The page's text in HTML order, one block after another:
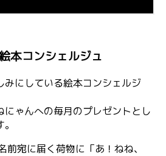
本コンシェルジュ
みにしている絵本コンシェルジ
にゃんへの毎月のプレゼントとし
宛に届く荷物に「あ！ねね、